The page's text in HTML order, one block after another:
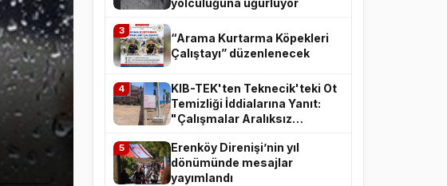
ERHÜRMAN:
ÖNEMLI
KATILIMCILIK VE
yolculuğuna uğurluyor
3
“Arama Kurtarma Köpekleri
Çalıştayı” düzenlenecek
4
KIB-TEK'ten Teknecik'teki Ot
Temizliği İddialarına Yanıt:
"Çalışmalar Aralıksız
5
Erenköy Direnişi’nin yıl
dönümünde mesajlar
yayımlandı